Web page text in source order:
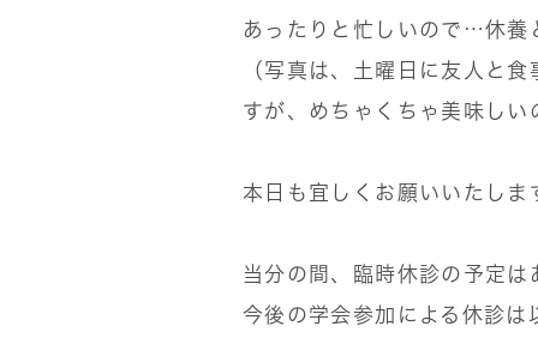
あったりと忙しいので…休養
（写真は、土曜日に友人と
すが、めちゃくちゃ美味しい
本日も宜しくお願いいたしま
当分の間、臨時休診の予定は
今後の学会参加による休診は